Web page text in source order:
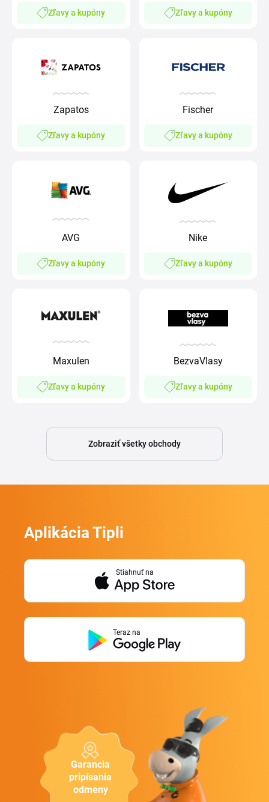
Zľavy a kupóny Zľavy a kupóny
Zapatos
Zľavy a kupóny
Fischer
Zľavy a kupóny
AVG
Zľavy a kupóny
Nike
Zľavy a kupóny
Maxulen
Zľavy a kupóny
BezvaVlasy
Zľavy a kupóny
Zobraziť všetky obchody
Garancia
pripísania
odmeny
Aplikácia Tipli
Stiahnuť na
Teraz na